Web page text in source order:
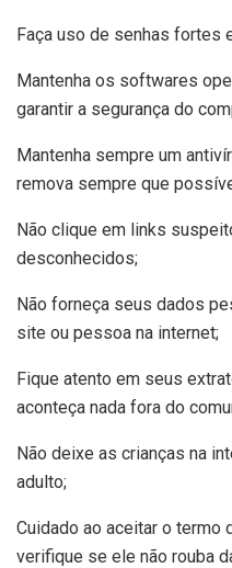
Faça uso de senhas fortes
Mantenha os softwares
garantir a segurança do
Mantenha sempre um
remova sempre que
Não clique em links
desconhecidos;
Não forneça seus dados
site ou pessoa na internet;
Fique atento em seus
aconteça nada fora do
Não deixe as crianças na
adulto;
Cuidado ao aceitar o termo
verifique se ele não rouba